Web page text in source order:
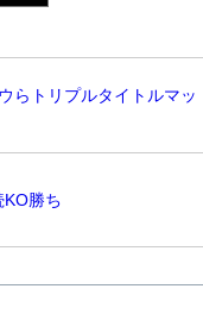
らトリプルタイトルマッ
KO勝ち